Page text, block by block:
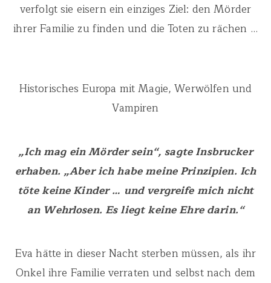
verfolgt sie eisern ein einziges Ziel: den Mörder
ihrer Familie zu finden und die Toten zu rächen …
Historisches Europa mit Magie, Werwölfen und
Vampiren
„Ich mag ein Mörder sein“, sagte Insbrucker
erhaben. „Aber ich habe meine Prinzipien. Ich
töte keine Kinder … und vergreife mich nicht
an Wehrlosen. Es liegt keine Ehre darin.“
Eva hätte in dieser Nacht sterben müssen, als ihr
Onkel ihre Familie verraten und selbst nach dem